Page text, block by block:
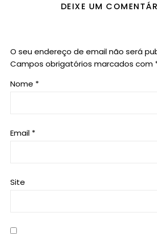
DEIXE UM
O seu endereço de email não será
Campos obrigatórios marcados com
Nome *
Email *
Site